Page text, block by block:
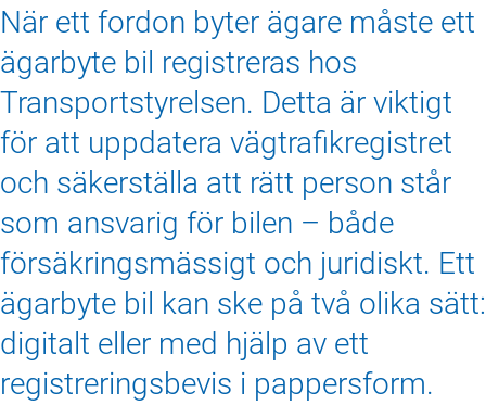
När ett fordon byter ägare måste ett
ägarbyte bil registreras hos
Transportstyrelsen. Detta är viktigt
för att uppdatera vägtrafikregistret
och säkerställa att rätt person står
som ansvarig för bilen – både
försäkringsmässigt och juridiskt. Ett
ägarbyte bil kan ske på två olika sätt:
digitalt eller med hjälp av ett
registreringsbevis i pappersform.